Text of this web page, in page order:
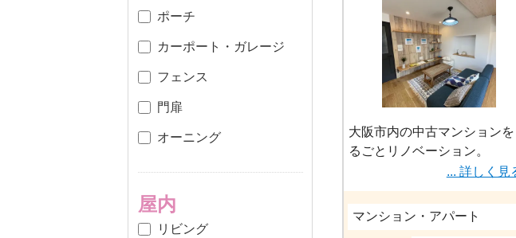
ポーチ
カーポート・ガレージ
フェンス
門扉
オーニング
屋内
リビング
大阪市内の中古マンションを
るごとリノベーション。
室内は西海岸風のインテリア
まとめました。
実際にご覧いただけますの
お気軽にお問い合わせくださ
... 詳しく見
マンション・アパート